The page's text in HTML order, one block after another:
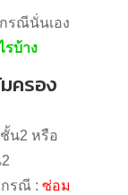
รณีนั่นเอง
บ้าง
ครอง
นต์ชั้น2
มเรา +